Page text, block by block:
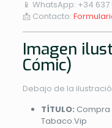
📱 WhatsApp: +34 637
📩 Contacto:
Imagen
Cómic)
Debajo de la
TÍTULO:
Tabaco.Vip